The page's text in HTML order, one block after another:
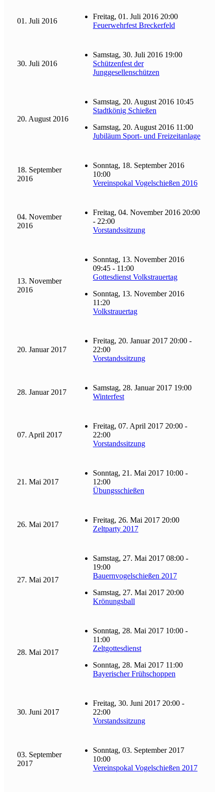
01. Juli 2016
Freitag, 01. Juli 2016 20:00
Feuerwehrfest Breckerfeld
30. Juli 2016
Samstag, 30. Juli 2016 19:00
Schützenfest der
Junggesellenschützen
20. August 2016
Samstag, 20. August 2016 10:45
Stadtkönig Schießen
Samstag, 20. August 2016 11:00
Jubiläum Sport- und Freizeitanlage
18. September
2016
Sonntag, 18. September 2016
10:00
Vereinspokal Vogelschießen 2016
04. November
2016
Freitag, 04. November 2016 20:00
- 22:00
Vorstandssitzung
13. November
2016
Sonntag, 13. November 2016
09:45 - 11:00
Gottesdienst Volkstrauertag
Sonntag, 13. November 2016
11:20
Volkstrauertag
20. Januar 2017
Freitag, 20. Januar 2017 20:00 -
22:00
Vorstandssitzung
28. Januar 2017
Samstag, 28. Januar 2017 19:00
Winterfest
07. April 2017
Freitag, 07. April 2017 20:00 -
22:00
Vorstandssitzung
21. Mai 2017
Sonntag, 21. Mai 2017 10:00 -
12:00
Übungsschießen
26. Mai 2017
Freitag, 26. Mai 2017 20:00
Zeltparty 2017
27. Mai 2017
Samstag, 27. Mai 2017 08:00 -
19:00
Bauernvogelschießen 2017
Samstag, 27. Mai 2017 20:00
Krönungsball
28. Mai 2017
Sonntag, 28. Mai 2017 10:00 -
11:00
Zeltgottesdienst
Sonntag, 28. Mai 2017 11:00
Bayerischer Frühschoppen
30. Juni 2017
Freitag, 30. Juni 2017 20:00 -
22:00
Vorstandssitzung
03. September
2017
Sonntag, 03. September 2017
10:00
Vereinspokal Vogelschießen 2017